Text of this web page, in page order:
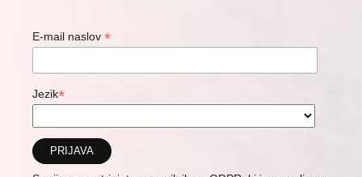
E-mail naslov *
Jezik*